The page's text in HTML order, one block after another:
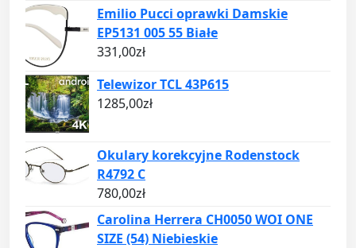
Emilio Pucci oprawki Damskie
EP5131 005 55 Białe
331,00zł
Telewizor TCL 43P615
1285,00zł
Okulary korekcyjne Rodenstock
R4792 C
780,00zł
Carolina Herrera CH0050 WOI ONE
SIZE (54) Niebieskie